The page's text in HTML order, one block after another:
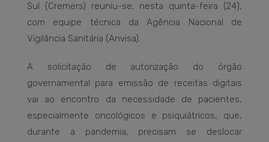
Sul (Cremers) reuniu-se, nesta quinta-feira (24),
com equipe técnica da Agência Nacional de
Vigilância Sanitária (Anvisa).
A solicitação de autorização do órgão
governamental para emissão de receitas digitais
vai ao encontro da necessidade de pacientes,
especialmente oncológicos e psiquiátricos, que,
durante a pandemia, precisam se deslocar